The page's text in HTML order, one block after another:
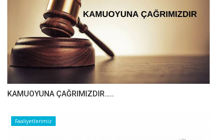
​​​​​​​KAMUOYUNA ÇAĞRIMIZDIR…..
Faaliyetlerimiz